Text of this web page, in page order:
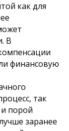
как для
В
финансовую
так
порой
заранее